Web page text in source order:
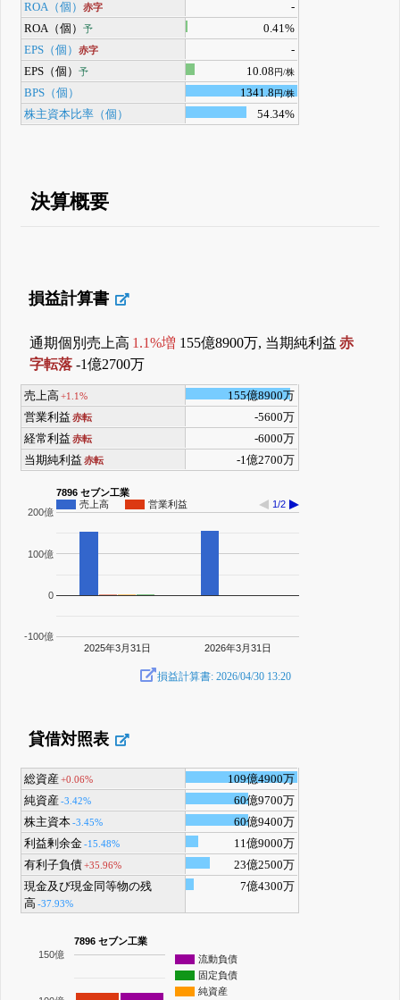
ROA（個）赤字
-
ROA（個）予
0.41%
EPS（個）赤字
-
EPS（個）予 10.08円/株
BPS（個） 1341.8円/株
株主資本比率（個） 54.34%
決算概要
損益計算書
通期個別売上高 1.1%増 155億8900万, 当期純利益 赤
字転落 -1億2700万
売上高+1.1%
155億8900万
営業利益 赤転
-5600万
経常利益 赤転
-6000万
当期純利益 赤転 -1億2700万
7896 セブン工業
売上高
営業利益 1/2
2025年3月31日 2026年3月31日
-100億
0
100億
200億
損益計算書: 2026/04/30 13:20
貸借対照表
総資産+0.06%
109億4900万
純資産-3.42%
60億9700万
株主資本-3.45%
60億9400万
利益剰余金-15.48%
11億9000万
有利子負債+35.96%
23億2500万
現金及び現金同等物の残
高 -37.93%
7億4300万
7896 セブン工業
流動負債
固定負債
純資産
150億